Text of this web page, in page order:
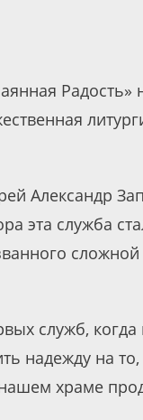
Радость»
Александр
эта служба
служб, когда
надежду на
храме